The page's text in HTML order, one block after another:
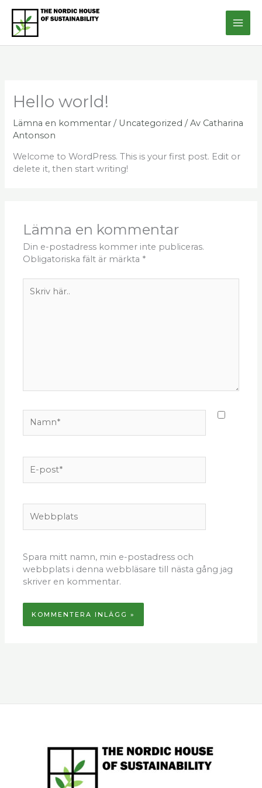
innehåll
Hello world!
Lämna en kommentar / Uncategorized / Av Catharina
Antonson
Welcome to WordPress. This is your first post. Edit or
delete it, then start writing!
Lämna en kommentar
Din e-postadress kommer inte publiceras.
Obligatoriska fält är märkta *
här..
post*
Spara mitt namn, min e-postadress och
webbplats i denna webbläsare till nästa gång jag
skriver en kommentar.